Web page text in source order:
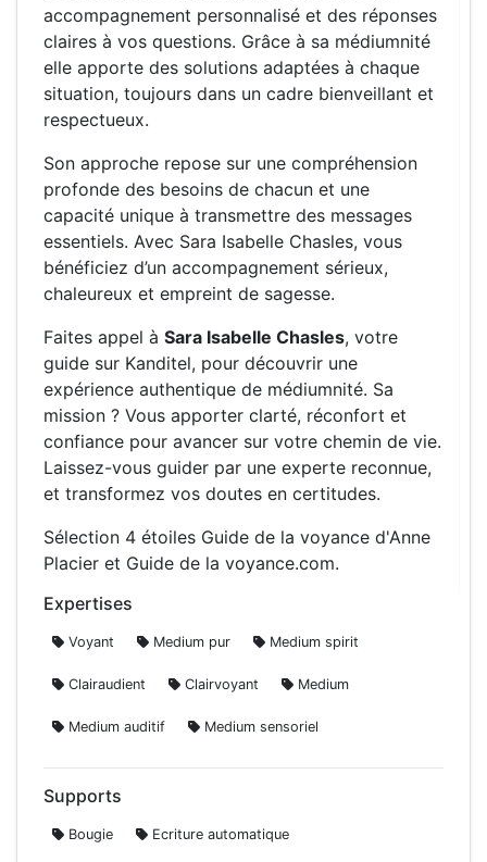
accompagnement personnalisé et des réponses
claires à vos questions. Grâce à sa médiumnité
elle apporte des solutions adaptées à chaque
situation, toujours dans un cadre bienveillant et
respectueux.
Son approche repose sur une compréhension
profonde des besoins de chacun et une
capacité unique à transmettre des messages
essentiels. Avec Sara Isabelle Chasles, vous
bénéficiez d’un accompagnement sérieux,
chaleureux et empreint de sagesse.
Faites appel à Sara Isabelle Chasles, votre
guide sur Kanditel, pour découvrir une
expérience authentique de médiumnité. Sa
mission ? Vous apporter clarté, réconfort et
confiance pour avancer sur votre chemin de vie.
Laissez-vous guider par une experte reconnue,
et transformez vos doutes en certitudes.
Sélection 4 étoiles Guide de la voyance d'Anne
Placier et Guide de la voyance.com.
Expertises
Voyant Medium pur Medium spirit
Clairaudient Clairvoyant Medium
Medium auditif Medium sensoriel
Supports
Bougie Ecriture automatique